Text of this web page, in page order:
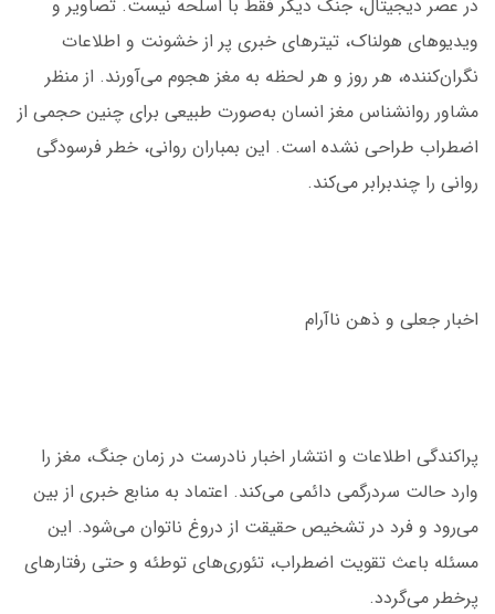
در عصر دیجیتال، جنگ دیگر فقط با اسلحه نیست. تصاویر و
ویدیوهای هولناک، تیترهای خبری پر از خشونت و اطلاعات
نگران‌کننده، هر روز و هر لحظه به مغز هجوم می‌آورند. از منظر
مشاور روانشناس مغز انسان به‌صورت طبیعی برای چنین حجمی از
اضطراب طراحی نشده‌ است. این بمباران روانی، خطر فرسودگی
روانی را چندبرابر می‌کند.
اخبار جعلی و ذهن ناآرام
پراکندگی اطلاعات و انتشار اخبار نادرست در زمان جنگ، مغز را
وارد حالت سردرگمی دائمی می‌کند. اعتماد به منابع خبری از بین
می‌رود و فرد در تشخیص حقیقت از دروغ ناتوان می‌شود. این
مسئله باعث تقویت اضطراب، تئوری‌های توطئه و حتی رفتارهای
پرخطر می‌گردد.